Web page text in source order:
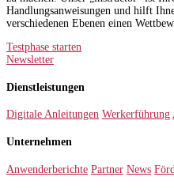
Handlungsanweisungen und hilft
verschiedenen Ebenen einen
Testphase starten
Newsletter
Dienstleistungen
Digitale Anleitungen Werkerführung
Unternehmen
Anwenderberichte Partner News